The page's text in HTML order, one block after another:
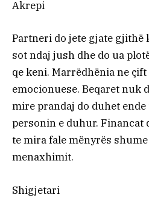
Akrepi
Partneri do jete gjate gjithë
sot ndaj jush dhe do ua
qe keni. Marrëdhënia ne
emocionuese. Beqaret nuk
mire prandaj do duhet
personin e duhur. Financat
te mira fale mënyrës
menaxhimit.
Shigjetari